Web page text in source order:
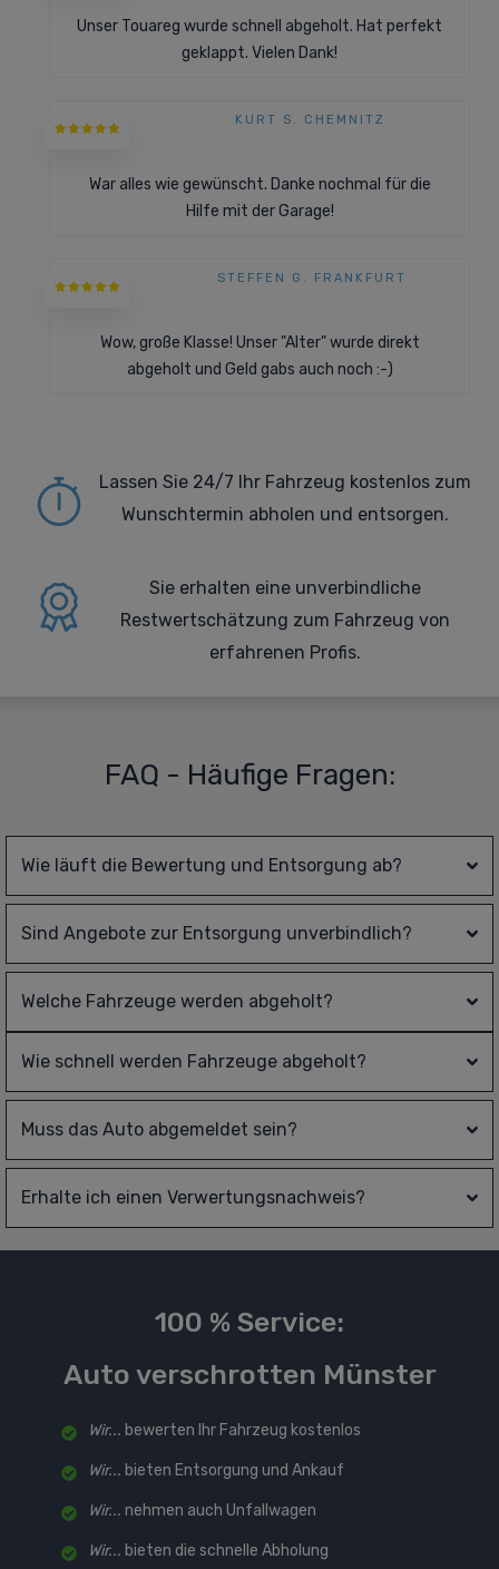
Unser Touareg wurde schnell abgeholt. Hat perfekt
geklappt. Vielen Dank!
KURT S. CHEMNITZ
War alles wie gewünscht. Danke nochmal für die
Hilfe mit der Garage!
STEFFEN G. FRANKFURT
Wow, große Klasse! Unser "Alter" wurde direkt
abgeholt und Geld gabs auch noch :-)
Lassen Sie 24/7 Ihr Fahrzeug kostenlos zum
Wunschtermin abholen und entsorgen.
Sie erhalten eine unverbindliche
Restwertschätzung zum Fahrzeug von
erfahrenen Profis.
FAQ - Häufige Fragen:
Wie läuft die Bewertung und Entsorgung ab?
Sind Angebote zur Entsorgung unverbindlich?
Welche Fahrzeuge werden abgeholt?
Wie schnell werden Fahrzeuge abgeholt?
Muss das Auto abgemeldet sein?
Erhalte ich einen Verwertungsnachweis?
100 % Service:
Auto verschrotten Münster
Wir... bewerten Ihr Fahrzeug kostenlos
Wir... bieten Entsorgung und Ankauf
Wir... nehmen auch Unfallwagen
Wir... bieten die schnelle Abholung